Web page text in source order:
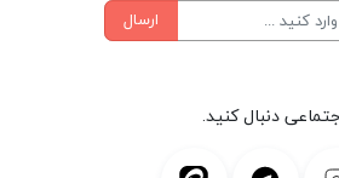
ارسال
دنبال کنید.